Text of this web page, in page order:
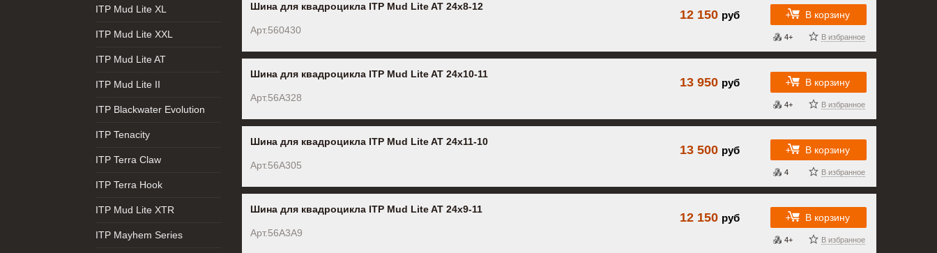
ITP Mud Lite XL
ITP Mud Lite XXL
ITP Mud Lite AT
ITP Mud Lite II
ITP Blackwater Evolution
ITP Tenacity
ITP Terra Claw
ITP Terra Hook
ITP Mud Lite XTR
ITP Mayhem Series
Шина для квадроцикла ITP Mud Lite AT 24x8-12
Арт.560430
12 150 руб
В избранное
4+
В корзину
Шина для квадроцикла ITP Mud Lite AT 24x10-11
Арт.56A328
13 950 руб
В избранное
4+
В корзину
Шина для квадроцикла ITP Mud Lite AT 24x11-10
Арт.56A305
13 500 руб
В избранное
4
В корзину
Шина для квадроцикла ITP Mud Lite AT 24x9-11
Арт.56A3A9
12 150 руб
В избранное
4+
В корзину